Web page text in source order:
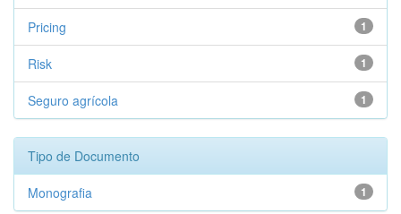
1
Pricing
1
Risk
1
Seguro agrícola
Tipo de Documento
1
Monografia